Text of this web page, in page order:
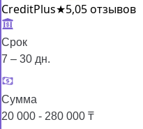
CreditPlus★5,05 отзывов
Срок
7 – 30 дн.
Сумма
20 000 - 280 000 ₸